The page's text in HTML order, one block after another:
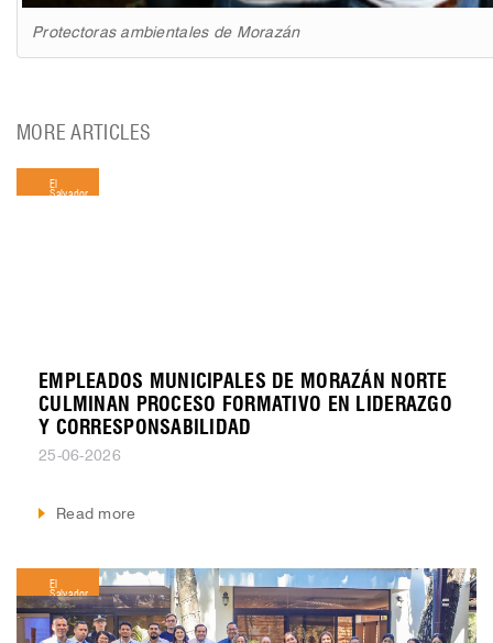
Protectoras ambientales de Morazán
MORE ARTICLES
EMPLEADOS MUNICIPALES DE MORAZÁN NORTE
CULMINAN PROCESO FORMATIVO EN LIDERAZGO
Y CORRESPONSABILIDAD
25-06-2026
Read more
El
Salvador
El
Salvador